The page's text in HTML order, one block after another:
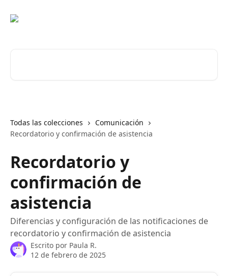
Todas las colecciones
Comunicación
Recordatorio y confirmación de asistencia
Recordatorio y
confirmación de
asistencia
Diferencias y configuración de las notificaciones de
recordatorio y confirmación de asistencia
Escrito por Paula R.
12 de febrero de 2025